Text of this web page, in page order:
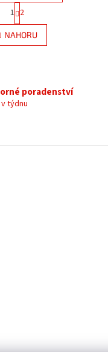
O
v
l
c
í
p
k
S
t
r
á
n
á
n
í
1 2
NAHORU
poradenství
týdnu